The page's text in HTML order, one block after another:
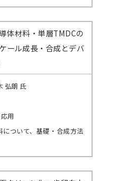
体材料・単層TMDCの
ール成長・合成とデバ
弘朗 氏
用
について、基礎・合成方法